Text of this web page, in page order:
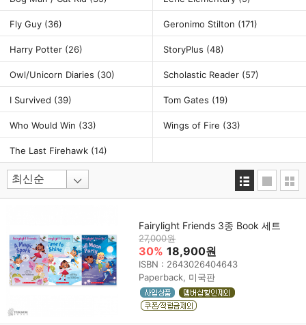
Fly Guy (36) Geronimo Stilton (171)
Harry Potter (26) StoryPlus (48)
Owl/Unicorn Diaries (30) Scholastic Reader (57)
I Survived (39) Tom Gates (19)
Who Would Win (33) Wings of Fire (33)
The Last Firehawk (14)
Fairylight Friends 3종 Book 세트
27,000원
30% 18,900원
ISBN : 2643026404643
Paperback, 미국판